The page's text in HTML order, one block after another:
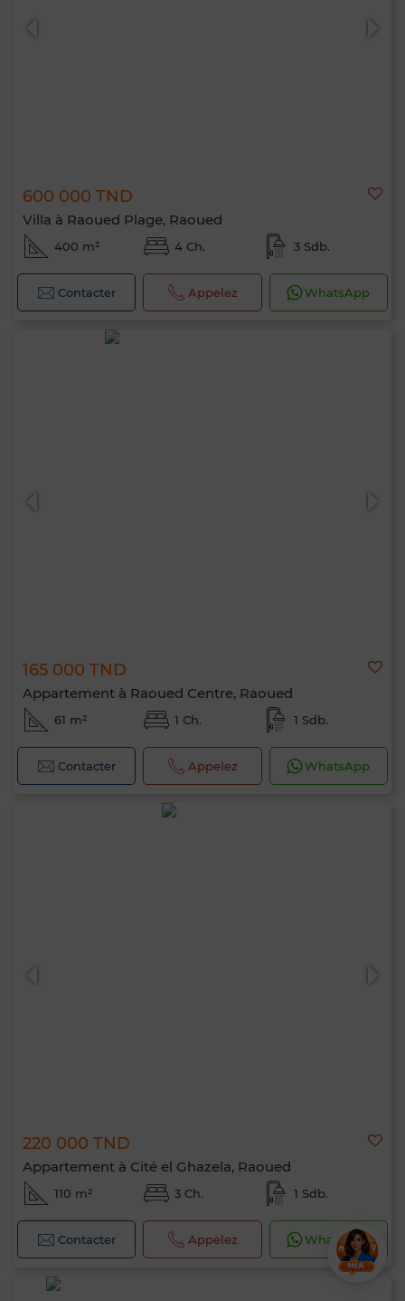
600 000 TND
Villa à Raoued Plage, Raoued
400 m² 4 Ch. 3 Sdb.
Contacter Appelez WhatsApp
165 000 TND
Appartement à Raoued Centre, Raoued
61 m² 1 Ch. 1 Sdb.
Contacter Appelez WhatsApp
220 000 TND
Appartement à Cité el Ghazela, Raoued
110 m² 3 Ch. 1 Sdb.
Contacter Appelez WhatsApp
0 / 500